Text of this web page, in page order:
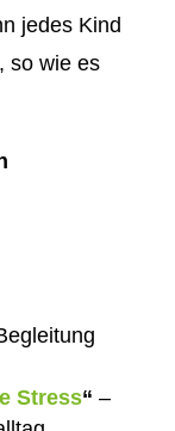
jedes Kind
so wie es
Stress“ –